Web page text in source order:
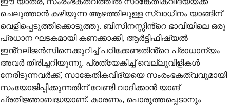
ചെലുത്താൻ കഴിയുന്ന ആഴത്തിലുള്ള സ്വാധീനം യാങ്ങിന്
വെളിപ്പെടുത്തിക്കൊടുത്തു. ബിസിനസ്സിൻ്റെ ഭാവിയിലെ ഒരു
പ്രധാന ഘടകമായി കണക്കാക്കി, ആർട്ടിഫിഷ്യൽ
ഇൻ്റലിജൻസിനെക്കുറിച്ച് പഠിക്കേണ്ടതിൻ്റെ പ്രാധാന്യം
അവർ തിരിച്ചറിയുന്നു. പ്രത്യേകിച്ച് വെല്ലുവിളികൾ
നേരിടുന്നവർക്ക്, സാങ്കേതികവിദ്യയെ സംരംഭകത്വവുമായി
സംയോജിപ്പിക്കുന്നതിന് വേണ്ടി വാദിക്കാൻ യാങ്
പ്രതിജ്ഞാബദ്ധയാണ്. കാരണം, പൊരുത്തപ്പെടാനും